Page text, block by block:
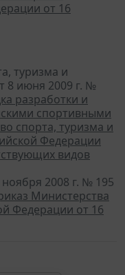
от 16
туризма и
8 июня 2009 г. №
разработки и
спортивными
спорта, туризма и
Федерации
видов
2008 г. № 195
Министерства
Федерации от 16